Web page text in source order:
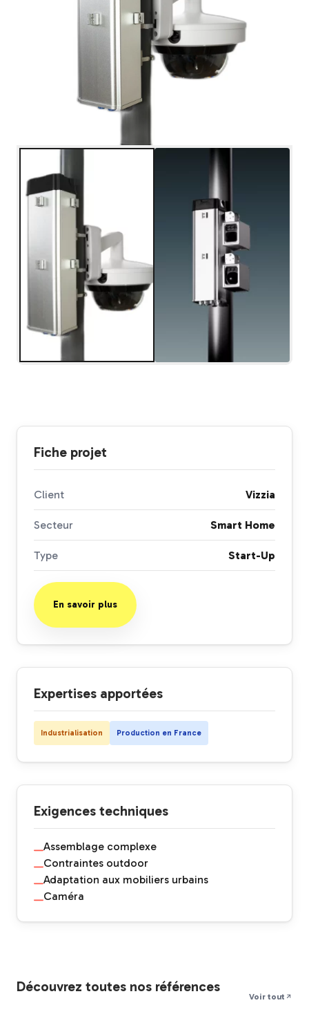
Fiche projet
Client Vizzia
Secteur Smart Home
Type Start-Up
En savoir plus
Expertises apportées
Industrialisation Production en France
Exigences techniques
Assemblage complexe
Contraintes outdoor
Adaptation aux mobiliers urbains
Caméra
Découvrez toutes nos références
Voir tout